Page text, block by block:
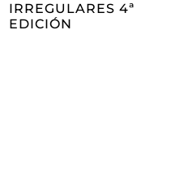
IRREGULARES 4ª
EDICIÓN